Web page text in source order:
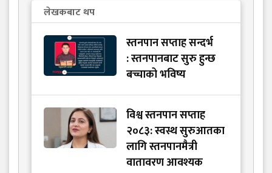
लेखकबाट थप
स्तनपान सप्ताह सन्दर्भ
: स्तनपानबाट सुरु हुन्छ
बच्चाको भविष्य
विश्व स्तनपान सप्ताह
२०८३: स्वस्थ सुरुआतका
लागि स्तनपानमैत्री
वातावरण आवश्यक